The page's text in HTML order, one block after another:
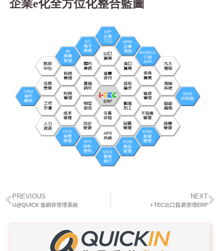
企業e化全方位化整合藍圖
PREVIOUS
U@QUICK 進銷存管理系統
NEXT
i-TEC出口貿易管理ERP